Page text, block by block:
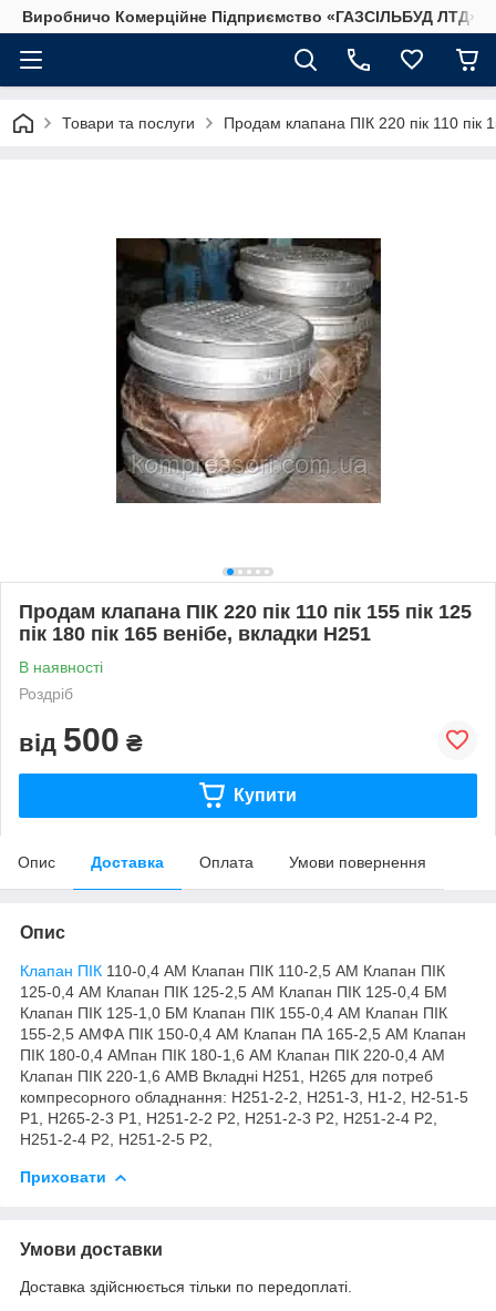
Виробничо Комерційне Підприємство «ГАЗСIЛЬБУД ЛТД»
Товари та послуги Продам клапана ПІК 220 пік 110 пік
Продам клапана ПІК 220 пік 110 пік 155 пік 125
пік 180 пік 165 венібе, вкладки Н251
В наявності
Роздріб
від 500 ₴
Купити
Опис Доставка Оплата Умови повернення
Опис
Клапан ПІК 110-0,4 АМ Клапан ПІК 110-2,5 АМ Клапан ПІК
125-0,4 АМ Клапан ПІК 125-2,5 АМ Клапан ПІК 125-0,4 БМ
Клапан ПІК 125-1,0 БМ Клапан ПІК 155-0,4 АМ Клапан ПІК
155-2,5 АМФА ПІК 150-0,4 АМ Клапан ПА 165-2,5 АМ Клапан
ПІК 180-0,4 АМпан ПІК 180-1,6 АМ Клапан ПІК 220-0,4 АМ
Клапан ПІК 220-1,6 АМВ Вкладні Н251, Н265 для потреб
компресорного обладнання: Н251-2-2, Н251-3, Н1-2, Н2-51-5
Р1, Н265-2-3 Р1, Н251-2-2 Р2, Н251-2-3 Р2, Н251-2-4 Р2,
Н251-2-4 Р2, Н251-2-5 Р2,
Приховати
Умови доставки
Доставка здійснюється тільки по передоплаті.